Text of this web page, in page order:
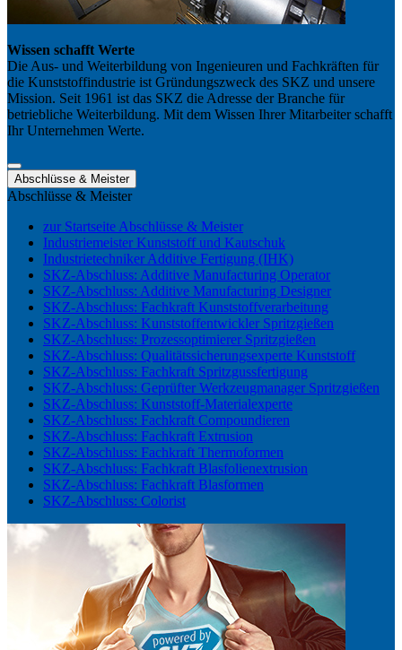
Wissen schafft Werte
Die Aus- und Weiterbildung von Ingenieuren und Fachkräften für
die Kunststoffindustrie ist Gründungszweck des SKZ und unsere
Mission. Seit 1961 ist das SKZ die Adresse der Branche für
betriebliche Weiterbildung. Mit dem Wissen Ihrer Mitarbeiter schafft
Ihr Unternehmen Werte.
Abschlüsse & Meister
Abschlüsse & Meister
zur Startseite Abschlüsse & Meister
Industriemeister Kunststoff und Kautschuk
Industrietechniker Additive Fertigung (IHK)
SKZ-Abschluss: Additive Manufacturing Operator
SKZ-Abschluss: Additive Manufacturing Designer
SKZ-Abschluss: Fachkraft Kunststoffverarbeitung
SKZ-Abschluss: Kunststoffentwickler Spritzgießen
SKZ-Abschluss: Prozessoptimierer Spritzgießen
SKZ-Abschluss: Qualitätssicherungsexperte Kunststoff
SKZ-Abschluss: Fachkraft Spritzgussfertigung
SKZ-Abschluss: Geprüfter Werkzeugmanager Spritzgießen
SKZ-Abschluss: Kunststoff-Materialexperte
SKZ-Abschluss: Fachkraft Compoundieren
SKZ-Abschluss: Fachkraft Extrusion
SKZ-Abschluss: Fachkraft Thermoformen
SKZ-Abschluss: Fachkraft Blasfolienextrusion
SKZ-Abschluss: Fachkraft Blasformen
SKZ-Abschluss: Colorist